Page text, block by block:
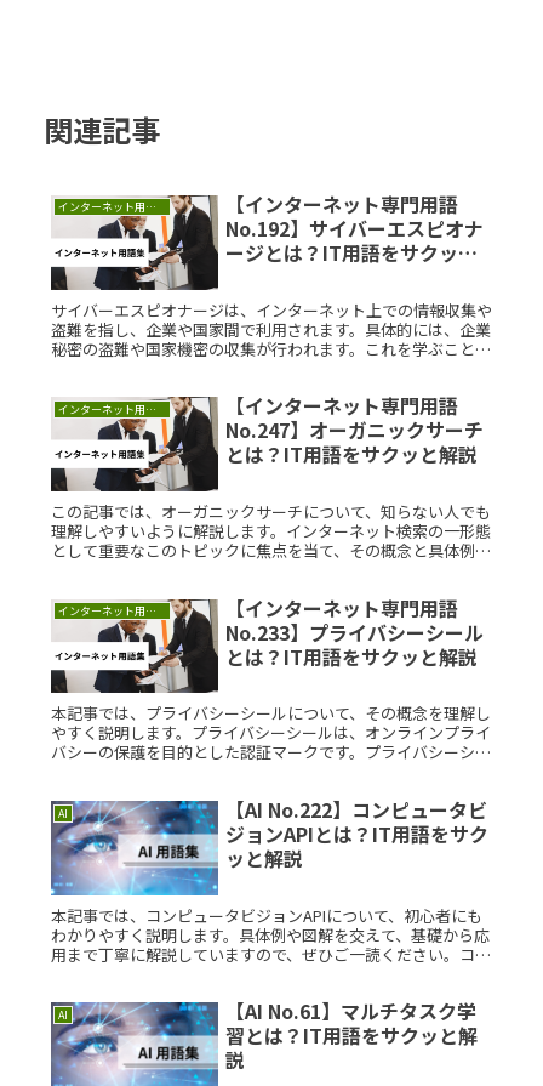
関連記事
インターネット用語集
【インターネット専門用語
No.192】サイバーエスピオナ
ージとは？IT用語をサクッと
サイバーエスピオナージは、インターネット上での情報収集や
盗難を指し、企業や国家間で利用されます。具体的には、企業
秘密の盗難や国家機密の収集が行われます。これを学ぶこと
するために不可欠です。
インターネット用語集
【インターネット専門用語
No.247】オーガニックサーチ
とは？IT用語をサクッと解説
この記事では、オーガニックサーチについて、知らない人でも
理解しやすいように解説します。インターネット検索の一形態
として重要なこのトピックに焦点を当て、その概念と具体例を
インターネット用語集
【インターネット専門用語
No.233】プライバシーシール
とは？IT用語をサクッと解説
本記事では、プライバシーシールについて、その概念を理解し
やすく説明します。プライバシーシールは、オンラインプライ
バシーの保護を目的とした認証マークです。プライバシーシー
AI
【AI No.222】コンピュータビ
ジョンAPIとは？IT用語をサク
ッと解説
本記事では、コンピュータビジョンAPIについて、初心者にも
わかりやすく説明します。具体例や図解を交えて、基礎から応
用まで丁寧に解説していますので、ぜひご一読ください。コン
AI
【AI No.61】マルチタスク学
習とは？IT用語をサクッと解
説